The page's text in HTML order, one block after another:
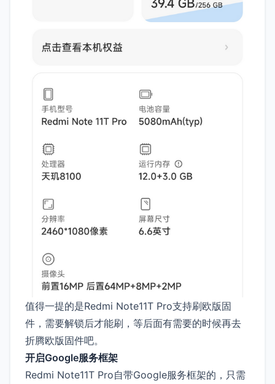
值得一提的是Redmi Note11T Pro支持刷欧版固
件，需要解锁后才能刷，等后面有需要的时候再去
折腾欧版固件吧。
开启Google服务框架
Redmi Note11T Pro自带Google服务框架的，只需